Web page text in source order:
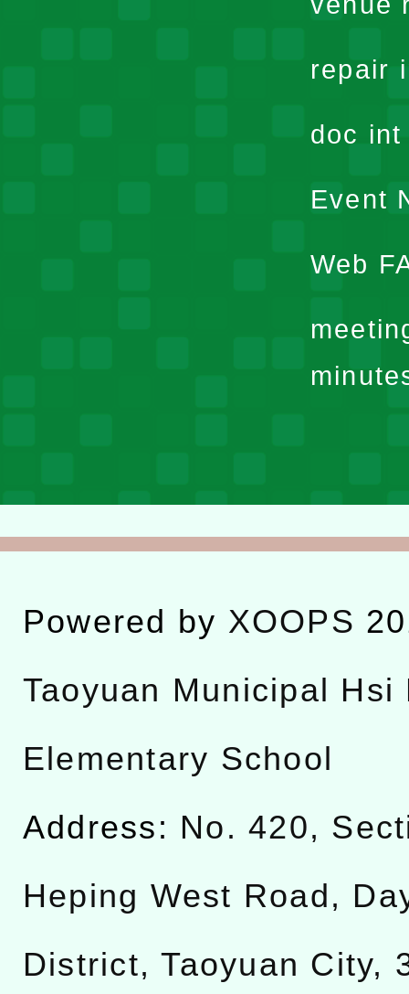
repair
doc
Event
Web
Powered by XOOPS
Taoyuan Municipal Hsi
Elementary School
Address: No. 420,
Heping West Road,
District, Taoyuan City,